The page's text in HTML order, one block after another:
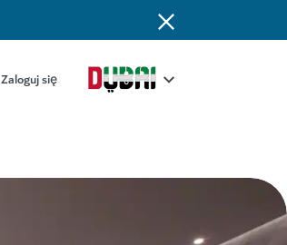
Zaloguj się